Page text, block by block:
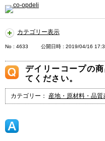
カテゴリー表示
No : 4633 公開日時 : 2019/04/16
デイリーコープの
てください。
カテゴリー： 産地・原材料・品質